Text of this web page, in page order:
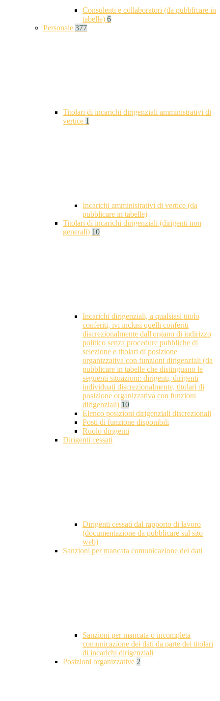
Consulenti e collaboratori (da pubblicare in
tabelle) 6
Personale 377
Titolari di incarichi dirigenziali amministrativi di
vertice 1
Incarichi amministrativi di vertice (da
pubblicare in tabelle)
Titolari di incarichi dirigenziali (dirigenti non
generali) 10
Incarichi dirigenziali, a qualsiasi titolo
conferiti, ivi inclusi quelli conferiti
discrezionalmente dall'organo di indirizzo
politico senza procedure pubbliche di
selezione e titolari di posizione
organizzativa con funzioni dirigenziali (da
pubblicare in tabelle che distinguano le
seguenti situazioni: dirigenti, dirigenti
individuati discrezionalmente, titolari di
posizione organizzativa con funzioni
dirigenziali) 10
Elenco posizioni dirigenziali discrezionali
Posti di funzione disponibili
Ruolo dirigenti
Dirigenti cessati
Dirigenti cessati dal rapporto di lavoro
(documentazione da pubblicare sul sito
web)
Sanzioni per mancata comunicazione dei dati
Sanzioni per mancata o incompleta
comunicazione dei dati da parte dei titolari
di incarichi dirigenziali
Posizioni organizzative 2